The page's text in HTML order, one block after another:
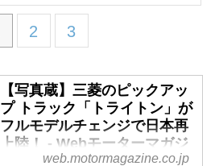
2 3
【写真蔵】三菱のピックアッ
プ トラック「トライトン」が
フルモデルチェンジで日本再
上陸！ - Webモーターマガジ
web.motormagazine.co.jp